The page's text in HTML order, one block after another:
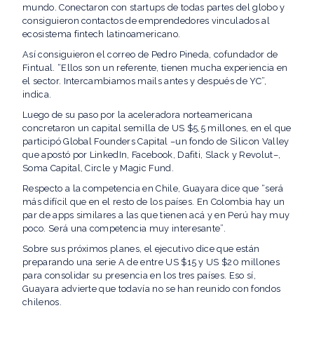
mundo. Conectaron con startups de todas partes del globo y
consiguieron contactos de emprendedores vinculados al
ecosistema fintech latinoamericano.
Así consiguieron el correo de Pedro Pineda, cofundador de
Fintual. “Ellos son un referente, tienen mucha experiencia en
el sector. Intercambiamos mails antes y después de YC”,
indica.
Luego de su paso por la aceleradora norteamericana
concretaron un capital semilla de US $5,5 millones, en el que
participó Global Founders Capital –un fondo de Silicon Valley
que apostó por LinkedIn, Facebook, Dafiti, Slack y Revolut–,
Soma Capital, Circle y Magic Fund.
Respecto a la competencia en Chile, Guayara dice que “será
más difícil que en el resto de los países. En Colombia hay un
par de apps similares a las que tienen acá y en Perú hay muy
poco. Será una competencia muy interesante”.
Sobre sus próximos planes, el ejecutivo dice que están
preparando una serie A de entre US $15 y US $20 millones
para consolidar su presencia en los tres países. Eso sí,
Guayara advierte que todavía no se han reunido con fondos
chilenos.